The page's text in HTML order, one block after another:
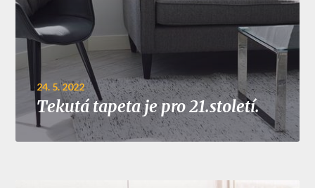
24. 5. 2022
Tekutá tapeta je pro 21.století.